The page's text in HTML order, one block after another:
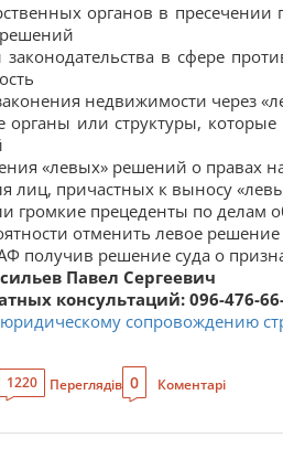
органов в
законодательства в сфере
недвижимости через
органы или структуры,
«левых» решений о правах
лиц, причастных к выносу
громкие прецеденты по делам
отменить левое решение
получив решение суда о
Павел Сергеевич
консультаций: 096-476-
сопровождению
1220 Переглядів 0 Коментарі